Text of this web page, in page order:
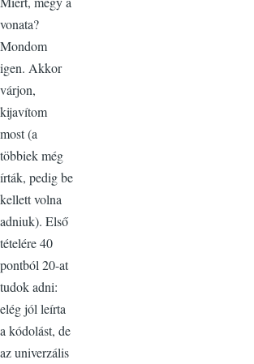
vonata?
Mondom
igen. Akkor
várjon,
kijavítom
most (a
többiek még
írták, pedig be
kellett volna
adniuk). Első
tételére 40
pontból 20-at
tudok adni:
elég jól leírta
a kódolást, de
az univerzális